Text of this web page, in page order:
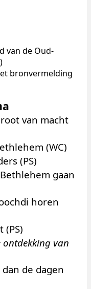
van de Oud-
bronvermelding
van macht
(WC)
(PS)
gaan
horen
(PS)
ontdekking van
de dagen